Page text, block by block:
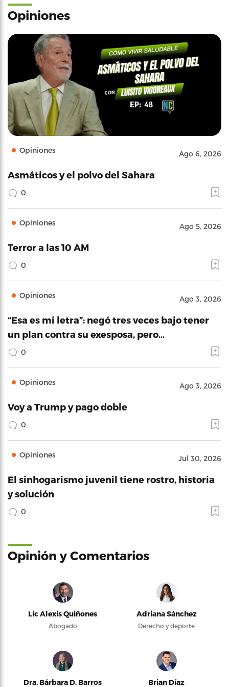
Opiniones
Opiniones Ago 6, 2026
Asmáticos y el polvo del Sahara
0
Opiniones Ago 5, 2026
Terror a las 10 AM
0
Opiniones Ago 3, 2026
“Esa es mi letra”: negó tres veces bajo tener
un plan contra su exesposa, pero…
0
Opiniones Ago 3, 2026
Voy a Trump y pago doble
0
Opiniones Jul 30, 2026
El sinhogarismo juvenil tiene rostro, historia
y solución
0
Opinión y Comentarios
Lic Alexis Quiñones
Abogado
Adriana Sánchez
Derecho y deporte
Dra. Bárbara D. Barros Brian Díaz